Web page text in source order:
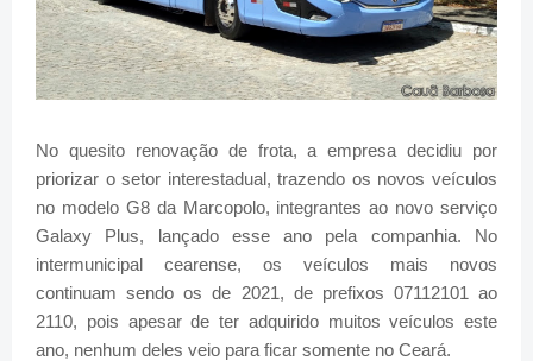
No quesito renovação de frota, a empresa decidiu por
priorizar o setor interestadual, trazendo os novos veículos
no modelo G8 da Marcopolo, integrantes ao novo serviço
Galaxy Plus, lançado esse ano pela companhia. No
intermunicipal cearense, os veículos mais novos
continuam sendo os de 2021, de prefixos 07112101 ao
2110, pois apesar de ter adquirido muitos veículos este
ano, nenhum deles veio para ficar somente no Ceará.